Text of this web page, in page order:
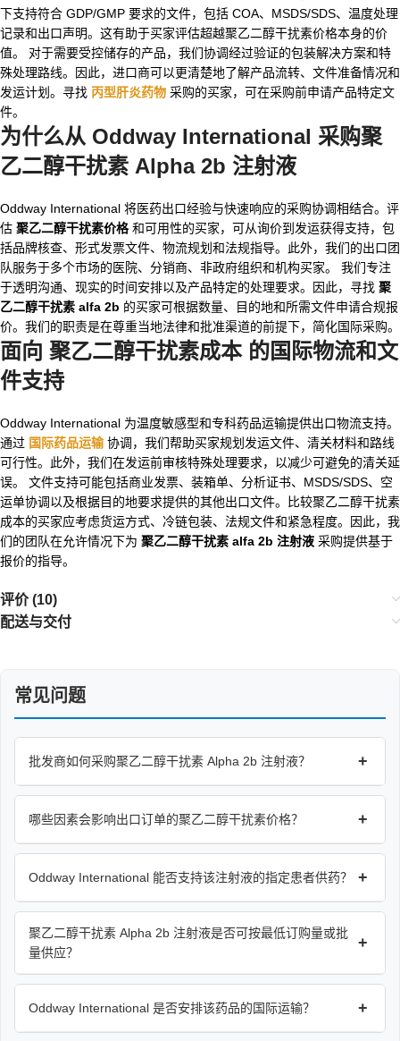
下支持符合 GDP/GMP 要求的文件，包括 COA、MSDS/SDS、温度处理
记录和出口声明。这有助于买家评估超越聚乙二醇干扰素价格本身的价
值。 对于需要受控储存的产品，我们协调经过验证的包装解决方案和特
殊处理路线。因此，进口商可以更清楚地了解产品流转、文件准备情况和
发运计划。寻找 丙型肝炎药物 采购的买家，可在采购前申请产品特定文
件。
为什么从 Oddway International 采购聚
乙二醇干扰素 Alpha 2b 注射液
Oddway International 将医药出口经验与快速响应的采购协调相结合。评
估 聚乙二醇干扰素价格和可用性的买家，可从询价到发运获得支持，包
括品牌核查、形式发票文件、物流规划和法规指导。此外，我们的出口团
队服务于多个市场的医院、分销商、非政府组织和机构买家。 我们专注
于透明沟通、现实的时间安排以及产品特定的处理要求。因此，寻找 聚
乙二醇干扰素 alfa 2b 的买家可根据数量、目的地和所需文件申请合规报
价。我们的职责是在尊重当地法律和批准渠道的前提下，简化国际采购。
面向 聚乙二醇干扰素成本的国际物流和文
件支持
Oddway International 为温度敏感型和专科药品运输提供出口物流支持。
通过 国际药品运输协调，我们帮助买家规划发运文件、清关材料和路线
可行性。此外，我们在发运前审核特殊处理要求，以减少可避免的清关延
误。 文件支持可能包括商业发票、装箱单、分析证书、MSDS/SDS、空
运单协调以及根据目的地要求提供的其他出口文件。比较聚乙二醇干扰素
成本的买家应考虑货运方式、冷链包装、法规文件和紧急程度。因此，我
们的团队在允许情况下为 聚乙二醇干扰素 alfa 2b 注射液 采购提供基于
报价的指导。
评价 (10)
配送与交付
常见问题
批发商如何采购聚乙二醇干扰素 Alpha 2b 注射液？ +
哪些因素会影响出口订单的聚乙二醇干扰素价格？ +
Oddway International 能否支持该注射液的指定患者供药？ +
聚乙二醇干扰素 Alpha 2b 注射液是否可按最低订购量或批
量供应？
+
Oddway International 是否安排该药品的国际运输？ +